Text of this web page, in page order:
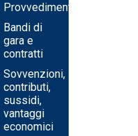
Provvedimenti
Bandi di
gara e
contratti
Sovvenzioni,
contributi,
sussidi,
vantaggi
economici